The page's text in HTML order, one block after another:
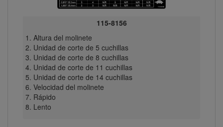
115-8156
Altura del molinete
Unidad de corte de 5 cuchillas
Unidad de corte de 8 cuchillas
Unidad de corte de 11 cuchillas
Unidad de corte de 14 cuchillas
Velocidad del molinete
Rápido
Lento